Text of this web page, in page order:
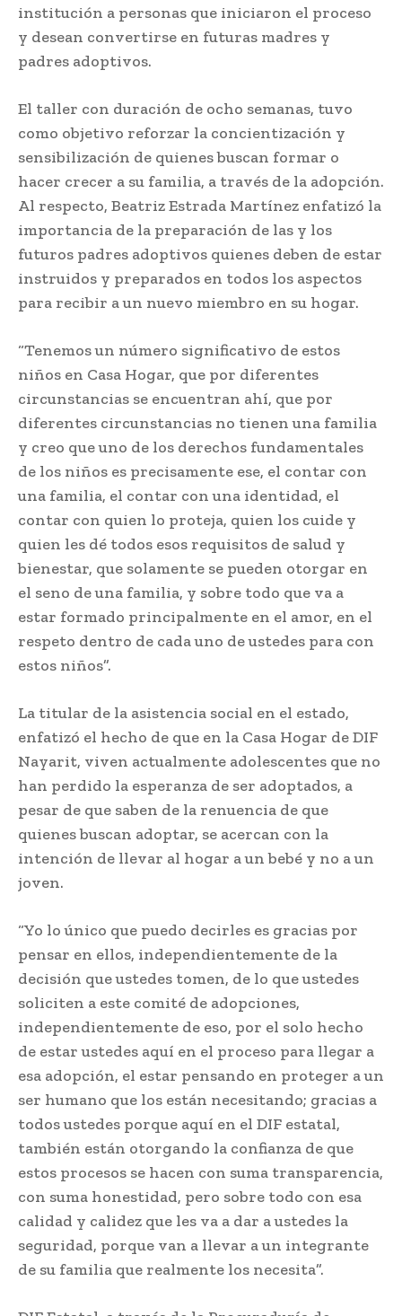
institución a personas que iniciaron el proceso
y desean convertirse en futuras madres y
padres adoptivos.
El taller con duración de ocho semanas, tuvo
como objetivo reforzar la concientización y
sensibilización de quienes buscan formar o
hacer crecer a su familia, a través de la adopción.
Al respecto, Beatriz Estrada Martínez enfatizó la
importancia de la preparación de las y los
futuros padres adoptivos quienes deben de estar
instruidos y preparados en todos los aspectos
para recibir a un nuevo miembro en su hogar.
“Tenemos un número significativo de estos
niños en Casa Hogar, que por diferentes
circunstancias se encuentran ahí, que por
diferentes circunstancias no tienen una familia
y creo que uno de los derechos fundamentales
de los niños es precisamente ese, el contar con
una familia, el contar con una identidad, el
contar con quien lo proteja, quien los cuide y
quien les dé todos esos requisitos de salud y
bienestar, que solamente se pueden otorgar en
el seno de una familia, y sobre todo que va a
estar formado principalmente en el amor, en el
respeto dentro de cada uno de ustedes para con
estos niños”.
La titular de la asistencia social en el estado,
enfatizó el hecho de que en la Casa Hogar de DIF
Nayarit, viven actualmente adolescentes que no
han perdido la esperanza de ser adoptados, a
pesar de que saben de la renuencia de que
quienes buscan adoptar, se acercan con la
intención de llevar al hogar a un bebé y no a un
joven.
“Yo lo único que puedo decirles es gracias por
pensar en ellos, independientemente de la
decisión que ustedes tomen, de lo que ustedes
soliciten a este comité de adopciones,
independientemente de eso, por el solo hecho
de estar ustedes aquí en el proceso para llegar a
esa adopción, el estar pensando en proteger a un
ser humano que los están necesitando; gracias a
todos ustedes porque aquí en el DIF estatal,
también están otorgando la confianza de que
estos procesos se hacen con suma transparencia,
con suma honestidad, pero sobre todo con esa
calidad y calidez que les va a dar a ustedes la
seguridad, porque van a llevar a un integrante
de su familia que realmente los necesita”.